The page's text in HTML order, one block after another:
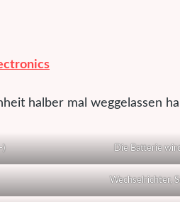
halber mal weggelassen
) Die Batterie
Wechselrichter,